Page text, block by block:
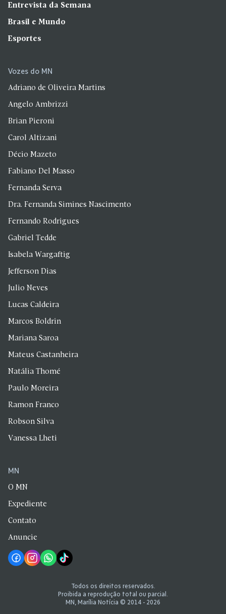
Entrevista da Semana
Brasil e Mundo
Esportes
Vozes do MN
Adriano de Oliveira Martins
Angelo Ambrizzi
Brian Pieroni
Carol Altizani
Décio Mazeto
Fabiano Del Masso
Fernanda Serva
Dra. Fernanda Simines Nascimento
Fernando Rodrigues
Gabriel Tedde
Isabela Wargaftig
Jefferson Dias
Julio Neves
Lucas Caldeira
Marcos Boldrin
Mariana Saroa
Mateus Castanheira
Natália Thomé
Paulo Moreira
Ramon Franco
Robson Silva
Vanessa Lheti
MN
O MN
Expediente
Contato
Anuncie
Todos os direitos reservados.
Proibida a reprodução total ou parcial.
MN, Marília Notícia © 2014 - 2026